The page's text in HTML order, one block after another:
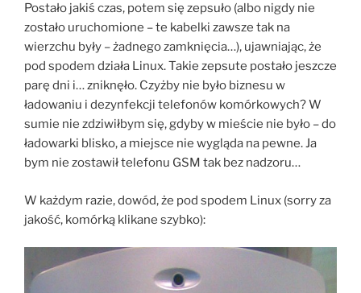
Postało jakiś czas, potem się zepsuło (albo nigdy nie
zostało uruchomione – te kabelki zawsze tak na
wierzchu były – żadnego zamknięcia…), ujawniając, że
pod spodem działa Linux. Takie zepsute postało jeszcze
parę dni i… zniknęło. Czyżby nie było biznesu w
ładowaniu i dezynfekcji telefonów komórkowych? W
sumie nie zdziwiłbym się, gdyby w mieście nie było – do
ładowarki blisko, a miejsce nie wygląda na pewne. Ja
bym nie zostawił telefonu GSM tak bez nadzoru…
W każdym razie, dowód, że pod spodem Linux (sorry za
jakość, komórką klikane szybko):